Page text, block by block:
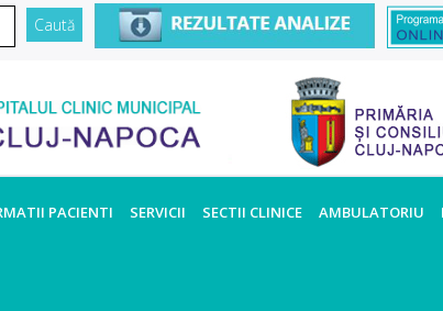
PACIENTI SERVICII SECTII CLINICE AMBULATORIU